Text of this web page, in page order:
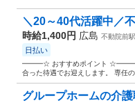
＼20～40代活躍中／
時給1,400円 広島 不動院前駅
日払い
━━━☆ おすすめポイント ☆━━━ 【
合った待遇でお迎えします。 専任
グループホームの介